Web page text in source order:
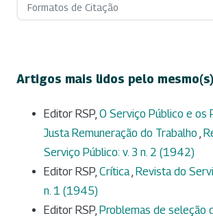
Formatos de Citação
Artigos mais lidos pelo
Editor RSP, O Serviço Público e os
Justa Remuneração do Trabalho ,
Serviço Público: v. 3 n. 2 (1942)
Editor RSP, Crítica, Revista do
n. 1 (1945)
Editor RSP, Problemas de seleção